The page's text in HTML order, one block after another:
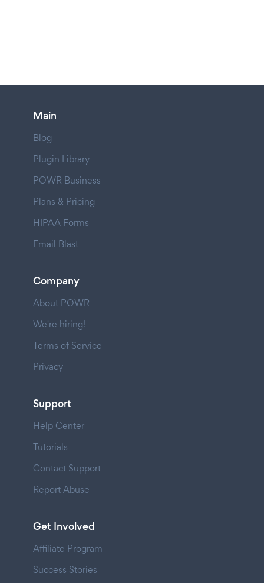
Main
Blog
Plugin Library
POWR Business
Plans & Pricing
HIPAA Forms
Email Blast
Company
About POWR
We're hiring!
Terms of Service
Privacy
Support
Help Center
Tutorials
Contact Support
Report Abuse
Get Involved
Affiliate Program
Success Stories